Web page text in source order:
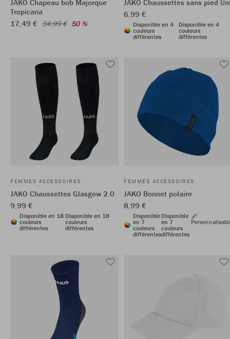
JAKO Chapeau bob Majorque
Tropicana
17,49 € 34,99 € 50 %
JAKO Chaussettes sans pied
6,99 €
Disponible en 4
couleurs
différentes
Disponible en 4
couleurs
différentes
FEMMES ACCESSOIRES
JAKO Chaussettes Glasgow 2.0
9,99 €
Disponible en 18
couleurs
différentes
Disponible en 18
couleurs
différentes
FEMMES ACCESSOIRES
JAKO Bonnet polaire
8,99 €
Disponible
en 7
couleurs
différentes
Disponible
en 7
couleurs
différentes